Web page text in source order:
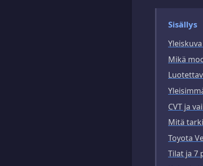
Sisällys
Mikä
CVT ja
Mitä
Toyota
Tilat ja 7